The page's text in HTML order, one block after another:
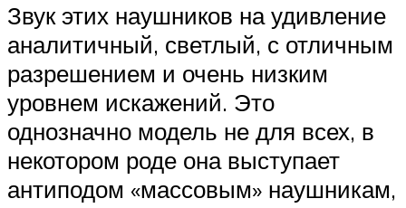
Звук этих наушников на удивление
аналитичный, светлый, с отличным
разрешением и очень низким
уровнем искажений. Это
однозначно модель не для всех, в
некотором роде она выступает
антиподом «массовым» наушникам,